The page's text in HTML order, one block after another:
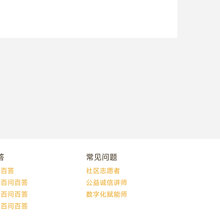
答
问百答
问百答
问百答
常见问题
社区志愿者
公益诚信讲师
数字化赋能师